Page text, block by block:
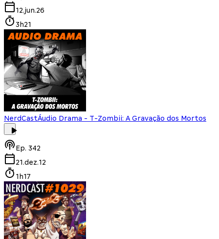
12.jun.26
3h21
NerdCastÁudio Drama - T-Zombii: A Gravação dos Mortos
Ep. 342
21.dez.12
1h17